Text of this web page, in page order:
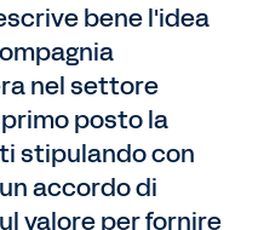
bene l'idea
nel settore
posto la
stipulando con
accordo di
valore per fornire